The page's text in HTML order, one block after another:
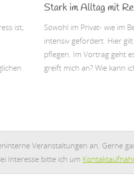
ist,
Stark im Alltag mit
Sowohl im Privat- wie im
intensiv gefordert. Hier
pflegen. Im Vortrag geht
greift mich an? Wie kann
Veranstaltungen an. Gerne
Interesse bitte ich um